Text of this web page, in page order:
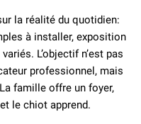
la réalité du quotidien:
à installer, exposition
L’objectif n’est pas
professionnel, mais
famille offre un foyer,
le chiot apprend.